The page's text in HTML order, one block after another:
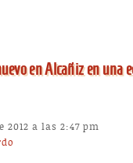
en Alcañiz en
2012 a las 2:47 pm